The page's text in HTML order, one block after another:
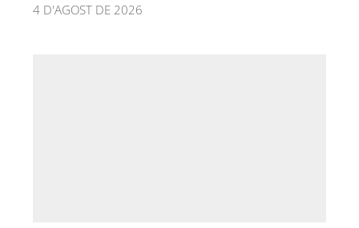
4 D'AGOST DE 2026